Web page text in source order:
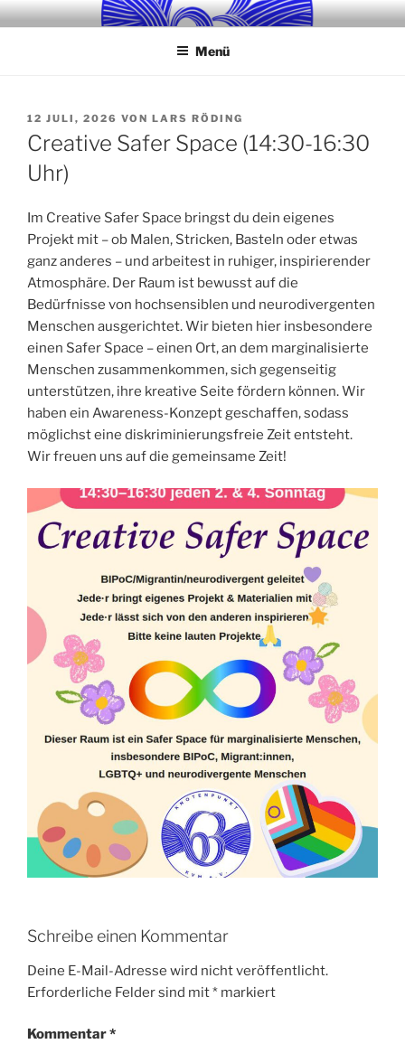
Zum
InhaltKVM-SCHWERIN E. V.
Gemeinsam können wir einen lebendigen und inspirierenden Ort
Menü
VERÖFFENTLICHT
AM
12 JULI, 2026 VON LARS RÖDING
Creative Safer Space (14:30-16:30
Uhr)
Im Creative Safer Space bringst du dein eigenes
Projekt mit – ob Malen, Stricken, Basteln oder etwas
ganz anderes – und arbeitest in ruhiger, inspirierender
Atmosphäre. Der Raum ist bewusst auf die
Bedürfnisse von hochsensiblen und neurodivergenten
Menschen ausgerichtet. Wir bieten hier insbesondere
einen Safer Space – einen Ort, an dem marginalisierte
Menschen zusammenkommen, sich gegenseitig
unterstützen, ihre kreative Seite fördern können. Wir
haben ein Awareness-Konzept geschaffen, sodass
möglichst eine diskriminierungsfreie Zeit entsteht.
Wir freuen uns auf die gemeinsame Zeit!
Schreibe einen Kommentar
Deine E-Mail-Adresse wird nicht veröffentlicht.
Erforderliche Felder sind mit* markiert
Kommentar*